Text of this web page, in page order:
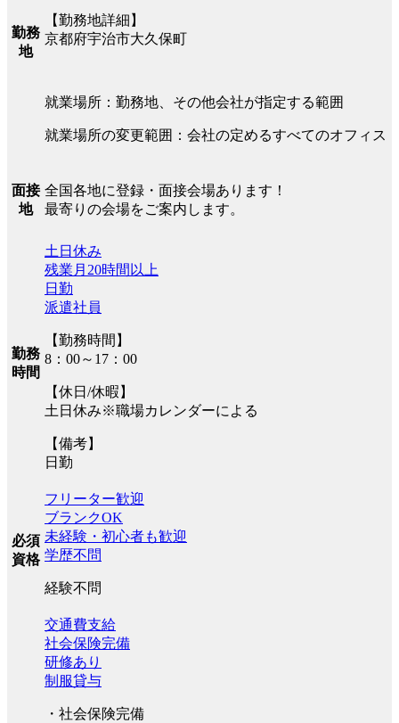
勤務
地
【勤務地詳細】
京都府宇治市大久保町
就業場所：勤務地、その他会社が指定する範囲
就業場所の変更範囲：会社の定めるすべてのオフィス
面接
地
全国各地に登録・面接会場あります！
最寄りの会場をご案内します。
勤務
時間
土日休み
残業月20時間以上
日勤
派遣社員
【勤務時間】
8：00～17：00
【休日/休暇】
土日休み※職場カレンダーによる
【備考】
日勤
必須
資格
フリーター歓迎
ブランクOK
未経験・初心者も歓迎
学歴不問
経験不問
交通費支給
社会保険完備
研修あり
制服貸与
・社会保険完備